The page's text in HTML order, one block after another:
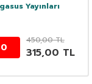
Yayınları
450,00TL
315,00 TL